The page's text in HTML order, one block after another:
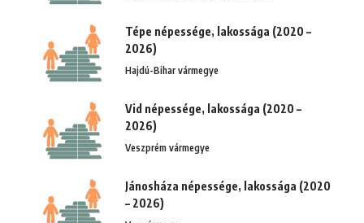
Tépe népessége, lakossága (2020 –
2026)
Hajdú-Bihar vármegye
Vid népessége, lakossága (2020 –
2026)
Veszprém vármegye
Jánosháza népessége, lakossága (2020
– 2026)